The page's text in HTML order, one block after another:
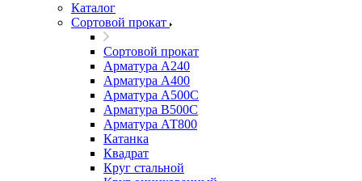
Каталог
Сортовой прокат
Сортовой прокат
Арматура А240
Арматура А400
Арматура А500C
Арматура В500С
Арматура АТ800
Катанка
Квадрат
Круг стальной